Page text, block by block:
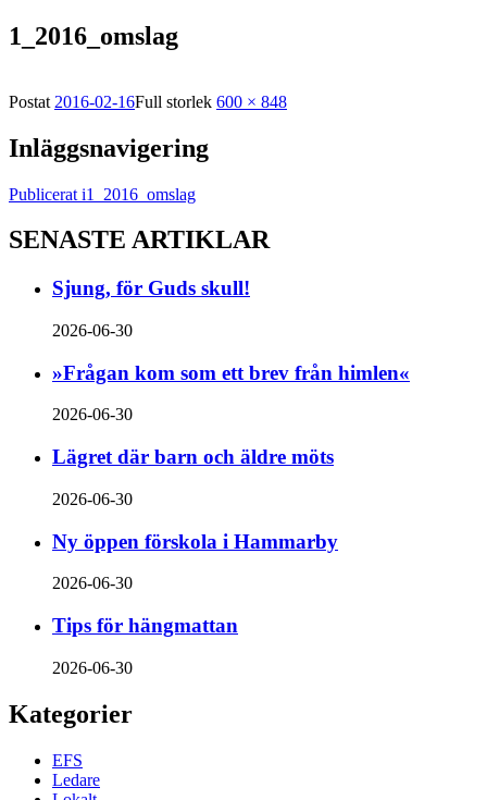
1_2016_omslag
Postat 2016-02-16Full storlek 600 × 848
Inläggsnavigering
Publicerat i1_2016_omslag
SENASTE ARTIKLAR
Sjung, för Guds skull!
2026-06-30
»Frågan kom som ett brev från himlen«
2026-06-30
Lägret där barn och äldre möts
2026-06-30
Ny öppen förskola i Hammarby
2026-06-30
Tips för hängmattan
2026-06-30
Kategorier
EFS
Ledare